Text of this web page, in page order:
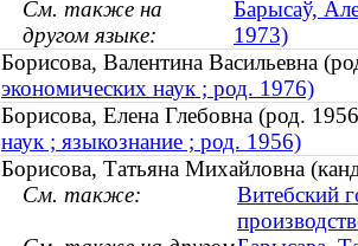
См. также на
другом языке:
Барысаў,
1973)
Борисова, Валентина Васильевна
экономических наук ; род. 1976)
Борисова, Елена Глебовна (род.
наук ; языкознание ; род. 1956)
Борисова, Татьяна Михайловна
См. также:
Витебский